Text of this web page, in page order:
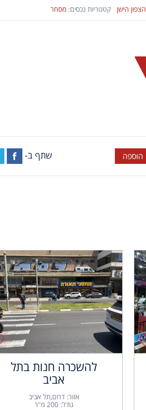
הצפון הישן קטגוריות נכסים: מסחר
הוספה שתף ב-
להשכרה חנות בתל
אביב
אזור: דרום,תל אביב
גודל: 200 מ"ר